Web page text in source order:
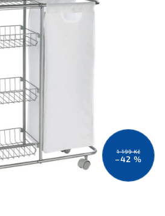
1 199 Kč
–42 %